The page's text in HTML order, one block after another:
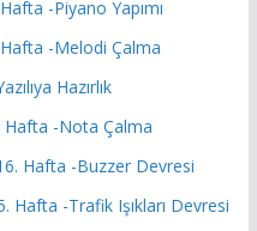
-Piyano Yapımı
-Melodi Çalma
Hazırlık
-Nota Çalma
Hafta -Buzzer Devresi
-Trafik Işıkları Devresi